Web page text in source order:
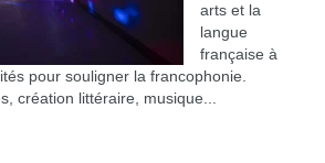
arts et la
langue
française à
pour souligner la francophonie.
création littéraire, musique...